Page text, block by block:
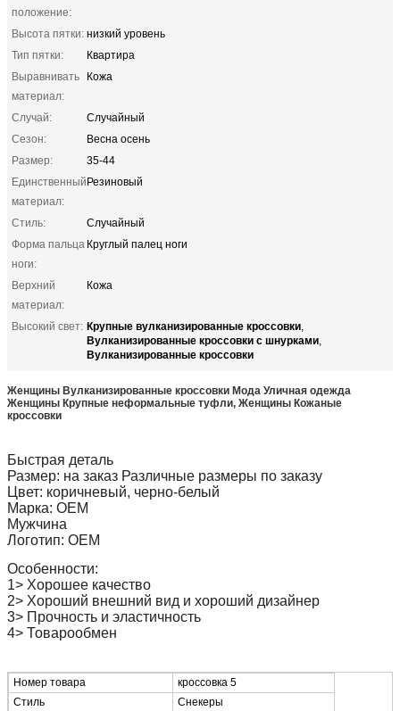
положение:
Высота пятки: низкий уровень
Тип пятки:
Квартира
Выравнивать
материал:
Кожа
Случай:
Случайный
Сезон:
Весна осень
Размер:
35-44
Единственный
материал:
Резиновый
Стиль:
Случайный
Форма пальца
ноги:
Круглый палец ноги
Верхний
материал:
Кожа
Высокий свет: Крупные вулканизированные кроссовки,
Вулканизированные кроссовки с шнурками,
Вулканизированные кроссовки
Женщины Вулканизированные кроссовки Мода Уличная одежда
Женщины Крупные неформальные туфли, Женщины Кожаные
кроссовки
Быстрая деталь
Размер: на заказ Различные размеры по заказу
Цвет: коричневый, черно-белый
Марка: OEM
Мужчина
Логотип: OEM
Особенности:
1> Хорошее качество
2> Хороший внешний вид и хороший дизайнер
3> Прочность и эластичность
4> Товарообмен
Номер товара
кроссовка 5
Стиль
Снекеры